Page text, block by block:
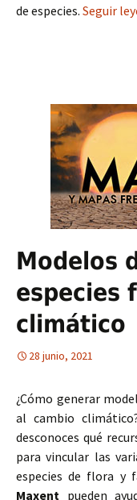
de especies. Seguir
Modelos
especies
climático
28 junio, 2021
¿Cómo generar
al cambio
desconoces qué
para vincular las
especies de flora y
Maxent pueden